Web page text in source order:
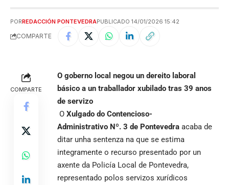
PORREDACCIÓN PONTEVEDRAPUBLICADO 14/01/2026 15:42
COMPARTE
COMPARTE
O goberno local negou un dereito laboral
básico a un traballador xubilado tras 39 anos
de servizo
O Xulgado do Contencioso-
Administrativo Nº. 3 de Pontevedra acaba de
ditar unha sentenza na que se estima
integramente o recurso presentado por un
axente da Policía Local de Pontevedra,
representado polos servizos xurídicos